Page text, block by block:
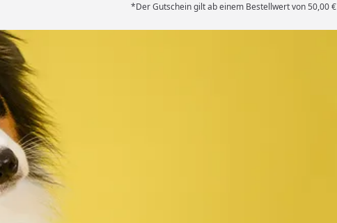
*Der Gutschein gilt ab einem Bestellwert von 50,00 €